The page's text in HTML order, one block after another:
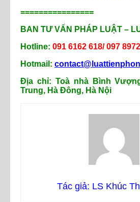
================
BAN TƯ VẤN PHÁP LUẬT –
Hotline: 091 6162 618/ 097
Hotmail:
Địa chỉ: Toà nhà Bình
Trung, Hà Đông, Hà Nội
Tác giả: LS Khúc